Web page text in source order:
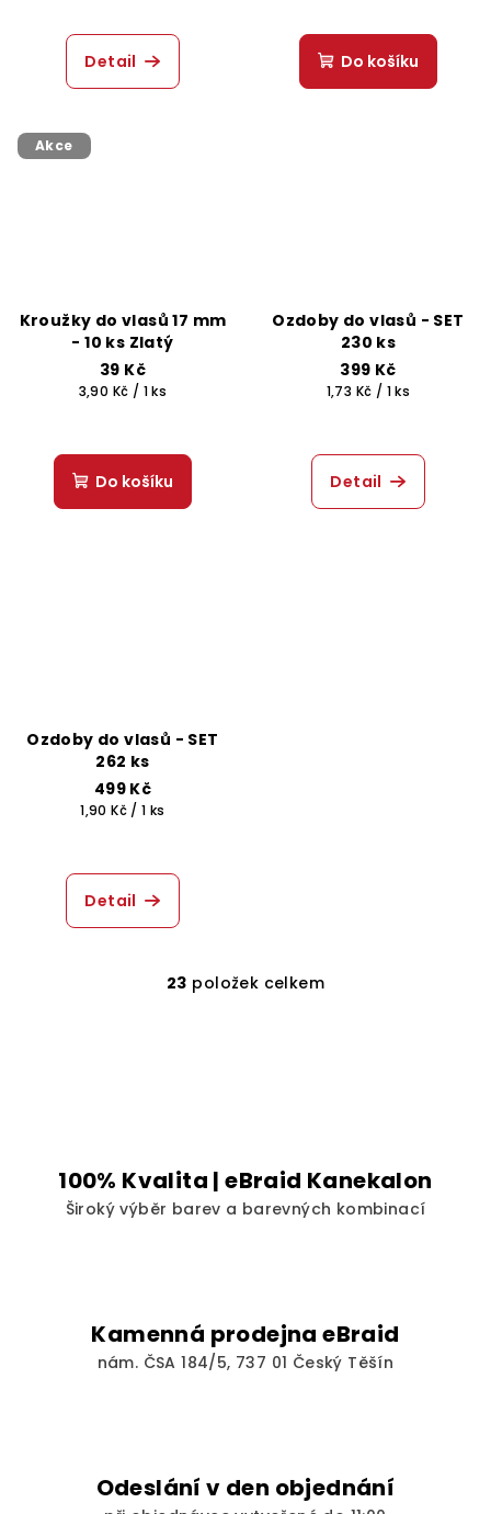
Detail Do košíku
Akce
Kroužky do vlasů 17 mm
- 10 ks Zlatý
39 Kč
Měrná
3,90 Kč / 1 ks
Do košíku
Ozdoby do vlasů - SET
230 ks
399 Kč
Měrná
1,73 Kč / 1 ks
Detail
Ozdoby do vlasů - SET
262 ks
499 Kč
Měrná
1,90 Kč / 1 ks
Detail
O
í
p
r
ý
p
23 položek celkem
100% Kvalita | eBraid Kanekalon
Široký výběr barev a barevných kombinací
Kamenná prodejna eBraid
nám. ČSA 184/5, 737 01 Český Těšín
Odeslání v den objednání